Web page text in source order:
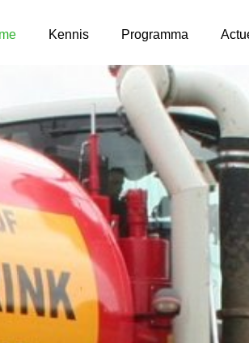
Kennis Programma